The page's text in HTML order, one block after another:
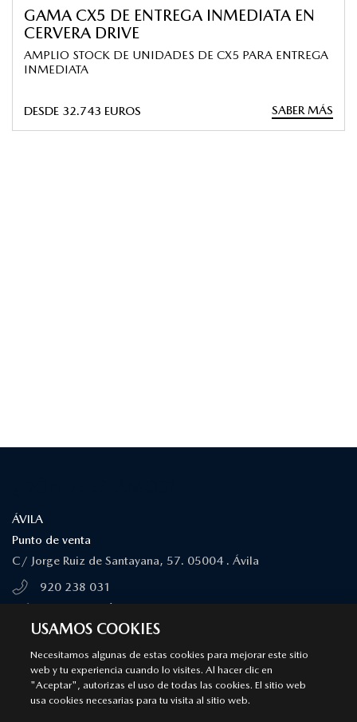
GAMA CX5 DE ENTREGA INMEDIATA EN
CERVERA DRIVE
AMPLIO STOCK DE UNIDADES DE CX5 PARA ENTREGA
INMEDIATA
DESDE 32.743 EUROS SABER MÁS
ÁVILA
Punto de venta
C/ Jorge Ruiz de Santayana, 57. 05004 . Ávila
920 238 031
ÁVILA
Servicio Autorizado Mazda
C/ Rio Duero, 53. 05004 . Ávila
USAMOS COOKIES
Necesitamos algunas de estas cookies para mejorar este sitio
web y tu experiencia cuando lo visites. Al hacer clic en
"Aceptar", autorizas el uso de todas las cookies. El sitio web
usa cookies necesarias para tu visita al sitio web.